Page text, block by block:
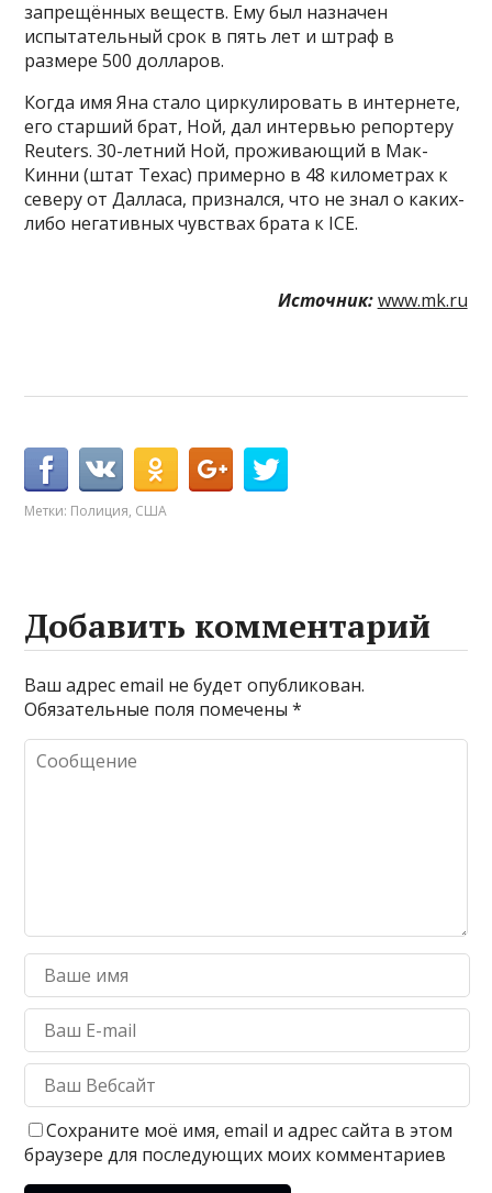
запрещённых веществ. Ему был назначен
испытательный срок в пять лет и штраф в
размере 500 долларов.
Когда имя Яна стало циркулировать в интернете,
его старший брат, Ной, дал интервью репортеру
Reuters. 30-летний Ной, проживающий в Мак-
Кинни (штат Техас) примерно в 48 километрах к
северу от Далласа, признался, что не знал о каких-
либо негативных чувствах брата к ICE.
Источник: www.mk.ru
Метки: Полиция, США
Добавить комментарий
Ваш адрес email не будет опубликован.
Обязательные поля помечены*
Сохраните моё имя, email и адрес сайта в этом
браузере для последующих моих комментариев